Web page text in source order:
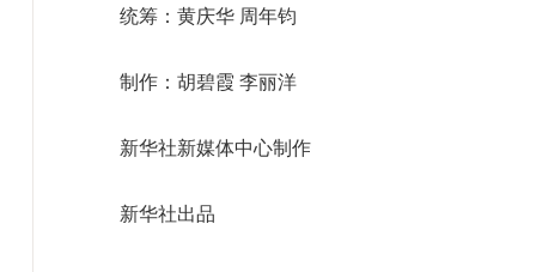
统筹：黄庆华 周年钧
制作：胡碧霞 李丽洋
新华社新媒体中心制作
新华社出品